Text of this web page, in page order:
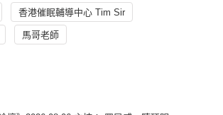
香港催眠輔導中心 Tim Sir
馬哥老師